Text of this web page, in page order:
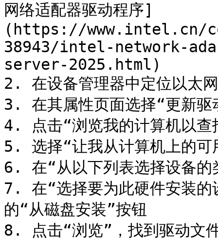
网络适配器驱动程序]
(https://www.intel.cn/
38943/intel-network-
server-2025.html)
2. 在设备管理器中定位以太
3. 在其属性页面选择“更新驱
4. 点击“浏览我的计算机以查
5. 选择“让我从计算机上的可
6. 在“从以下列表选择设备的
7. 在“选择要为此硬件安装的
的“从磁盘安装”按钮
8. 点击“浏览”，找到驱动